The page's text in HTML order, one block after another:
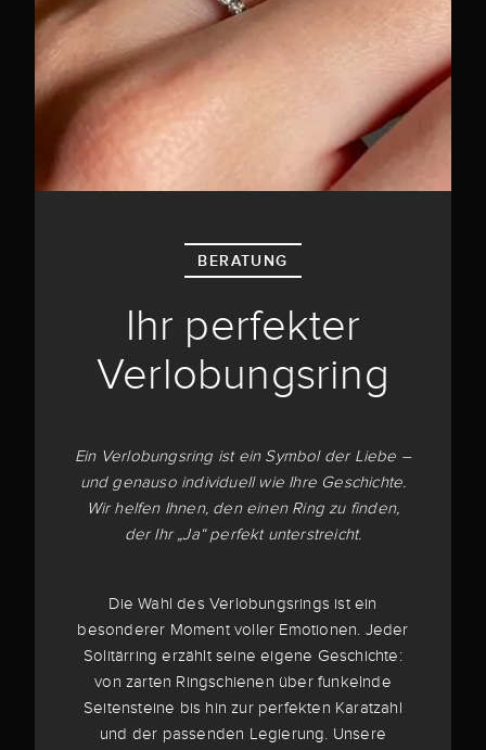
BERATUNG
Ihr perfekter
Verlobungsring
Ein Verlobungsring ist ein Symbol der Liebe –
und genauso individuell wie Ihre Geschichte.
Wir helfen Ihnen, den einen Ring zu finden,
der Ihr „Ja“ perfekt unterstreicht.
Die Wahl des Verlobungsrings ist ein
besonderer Moment voller Emotionen. Jeder
Solitärring erzählt seine eigene Geschichte:
von zarten Ringschienen über funkelnde
Seitensteine bis hin zur perfekten Karatzahl
und der passenden Legierung. Unsere